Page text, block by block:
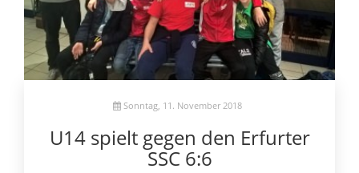
Sonntag, 11. November 2018
U14 spielt gegen den Erfurter
SSC 6:6